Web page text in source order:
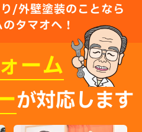
/外壁塗装のことなら
タマオへ！
ーム
が対応します